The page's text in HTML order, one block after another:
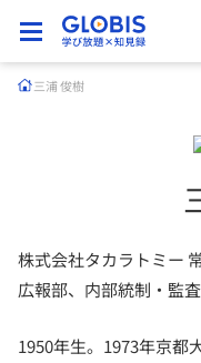
三浦 俊樹
株式会社タカラトミー
広報部、内部統制・監
1950年生。1973年京都